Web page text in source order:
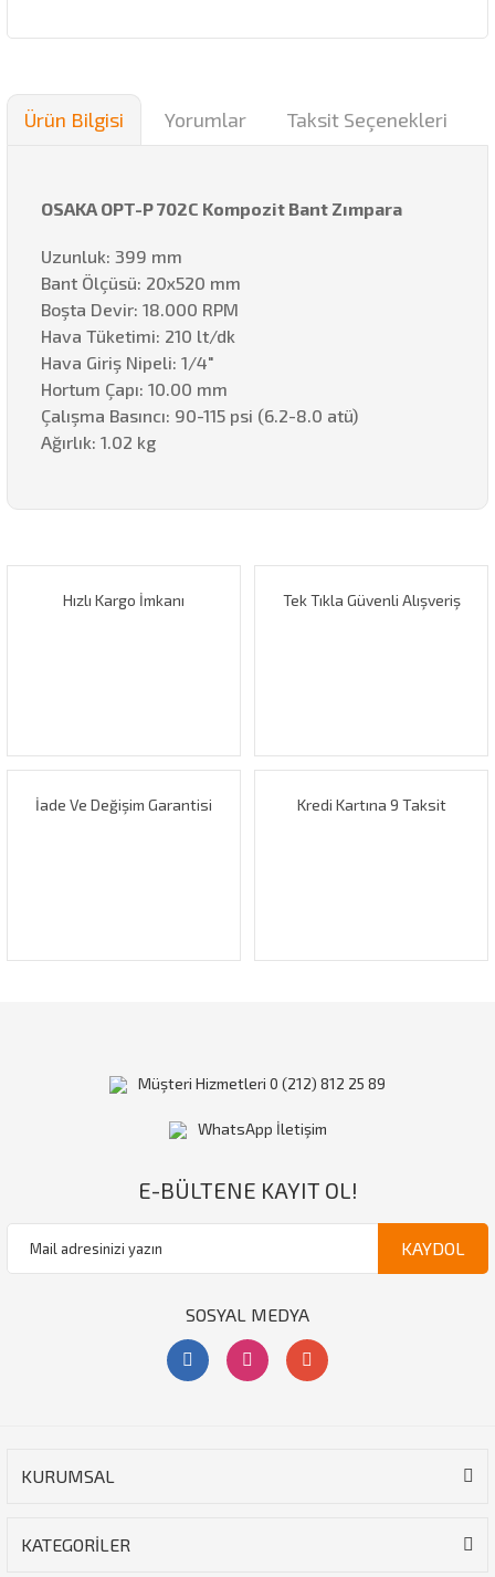
Ürün Bilgisi Yorumlar Taksit Seçenekleri
OSAKA OPT-P 702C Kompozit Bant Zımpara
Uzunluk: 399 mm
Bant Ölçüsü: 20x520 mm
Boşta Devir: 18.000 RPM
Hava Tüketimi: 210 lt/dk
Hava Giriş Nipeli: 1/4"
Hortum Çapı: 10.00 mm
Çalışma Basıncı: 90-115 psi (6.2-8.0 atü)
Ağırlık: 1.02 kg
Ürün resmi kalitesiz, bozuk veya görüntülenemiyor.
Hızlı Kargo İmkanı Tek Tıkla Güvenli Alışveriş
İade Ve Değişim Garantisi Kredi Kartına 9 Taksit
KURUMSAL
KATEGORİLER
Müşteri Hizmetleri 0 (212) 812 25 89
WhatsApp İletişim
E-BÜLTENE KAYIT OL!
KAYDOL
SOSYAL MEDYA